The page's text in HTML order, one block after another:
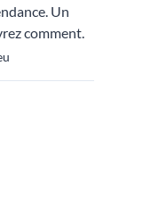
Un
comment.